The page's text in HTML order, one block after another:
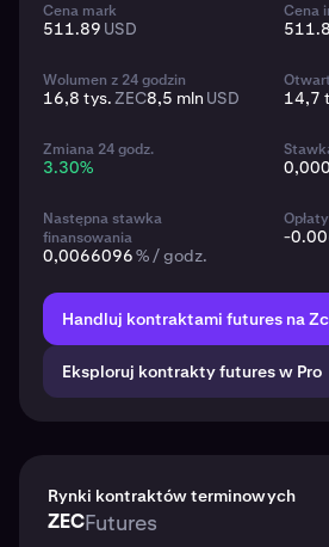
Cena mark
511.89 USD
Cena
Wolumen z 24 godzin
16,8 tys.ZEC8,5 mln USD 14,7
Zmiana 24 godz.
3.30%
Następna stawka
finansowania
0,0066096% / godz.
Opłaty
-
Handluj kontraktami futures na
Eksploruj kontrakty futures w Pro
Rynki kontraktów terminowych
ZECFutures